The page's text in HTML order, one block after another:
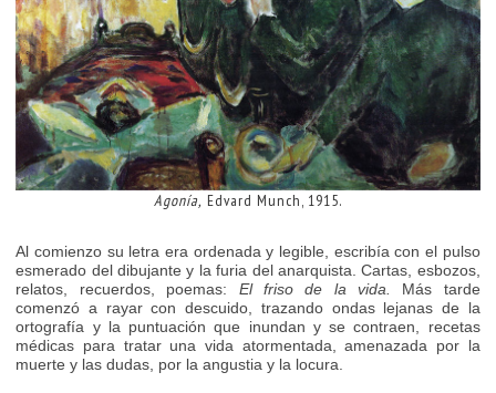
Agonía, Edvard Munch, 1915.
Al comienzo su letra era ordenada y legible, escribía con el pulso
esmerado del dibujante y la furia del anarquista. Cartas, esbozos,
relatos, recuerdos, poemas: El friso de la vida.
Más tarde
comenzó a rayar con descuido, trazando ondas lejanas de la
ortografía y la puntuación que inundan y se contraen, recetas
médicas para tratar una vida atormentada, amenazada por la
muerte y las dudas, por la angustia y la locura.